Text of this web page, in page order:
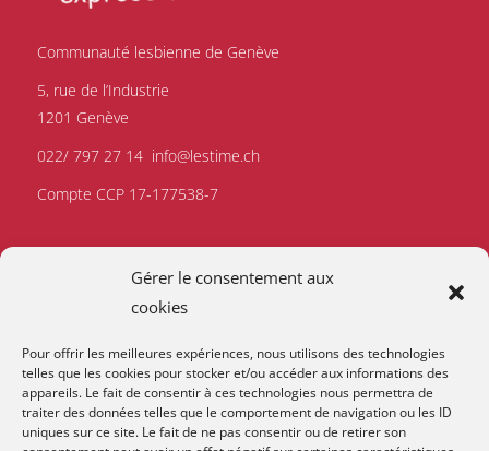
Gérer le consentement aux
cookies
Pour offrir les meilleures expériences, nous utilisons des technologies
telles que les cookies pour stocker et/ou accéder aux informations des
appareils. Le fait de consentir à ces technologies nous permettra de
traiter des données telles que le comportement de navigation ou les ID
uniques sur ce site. Le fait de ne pas consentir ou de retirer son
Communauté lesbienne de Genève
5, rue de l’Industrie
1201 Genève
022/ 797 27 14 info@lestime.ch
Compte CCP 17-177538-7